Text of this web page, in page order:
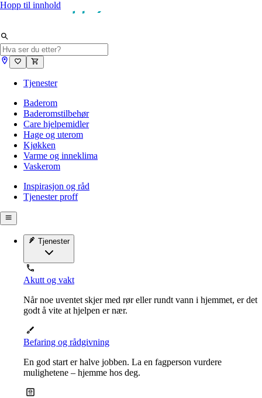
Hopp til innhold
Tjenester
Baderom
Baderomstilbehør
Care hjelpemidler
Hage og uterom
Kjøkken
Varme og inneklima
Vaskerom
Inspirasjon og råd
Tjenester proff
Tjenester
Akutt og vakt
Når noe uventet skjer med rør eller rundt vann i hjemmet, er det
godt å vite at hjelpen er nær.
Befaring og rådgivning
En god start er halve jobben. La en fagperson vurdere
mulighetene – hjemme hos deg.